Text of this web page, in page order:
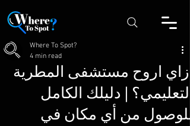
إزاي اروح مستشفى المطرية
التعليمي؟ | دليلك الكامل
للوصول من أي مكان في
Where To Spot?
4 min read